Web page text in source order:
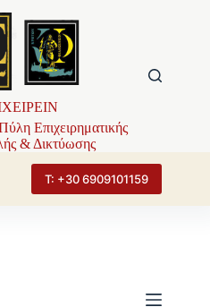
Επιχειρηματικής
& Δικτύωσης
Τ: +30 6909101159